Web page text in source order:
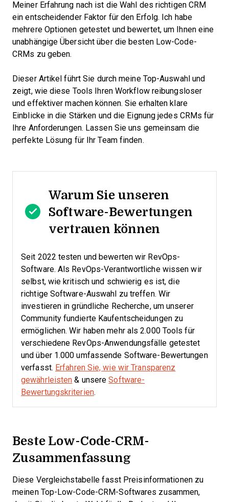
Meiner Erfahrung nach ist die Wahl des richtigen CRM
ein entscheidender Faktor für den Erfolg. Ich habe
mehrere Optionen getestet und bewertet, um Ihnen eine
unabhängige Übersicht über die besten Low-Code-
CRMs zu geben.
Dieser Artikel führt Sie durch meine Top-Auswahl und
zeigt, wie diese Tools Ihren Workflow reibungsloser
und effektiver machen können. Sie erhalten klare
Einblicke in die Stärken und die Eignung jedes CRMs für
Ihre Anforderungen. Lassen Sie uns gemeinsam die
perfekte Lösung für Ihr Team finden.
Warum Sie unseren
Software-Bewertungen
vertrauen können
Seit 2022 testen und bewerten wir RevOps-
Software. Als RevOps-Verantwortliche wissen wir
selbst, wie kritisch und schwierig es ist, die
richtige Software-Auswahl zu treffen. Wir
investieren in gründliche Recherche, um unserer
Community fundierte Kaufentscheidungen zu
ermöglichen. Wir haben mehr als 2.000 Tools für
verschiedene RevOps-Anwendungsfälle getestet
und über 1.000 umfassende Software-Bewertungen
verfasst. Erfahren Sie, wie wir Transparenz
gewährleisten & unsereSoftware-
Bewertungskriterien.
Beste Low-Code-CRM-
Zusammenfassung
Diese Vergleichstabelle fasst Preisinformationen zu
meinen Top-Low-Code-CRM-Softwares zusammen,